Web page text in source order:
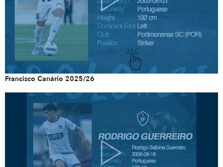
Francisco Canário 2025/26